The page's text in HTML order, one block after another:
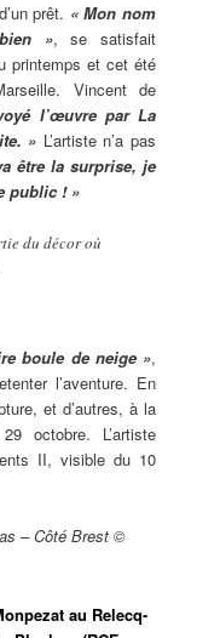
prêt. « Mon nom
», se satisfait
printemps et cet été
Vincent de
l’œuvre par La
» L’artiste n’a pas
être la surprise, je
public ! »
du décor où
boule de neige »,
l’aventure. En
et d’autres, à la
octobre. L’artiste
II, visible du 10
– Côté Brest ©
au Relecq-